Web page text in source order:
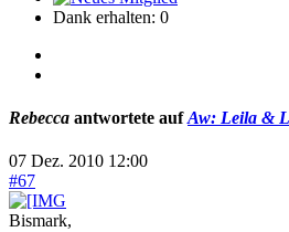
Dank erhalten: 0
Rebecca antwortete aufAw: Leila &
07 Dez. 2010 12:00
#67
Bismark,